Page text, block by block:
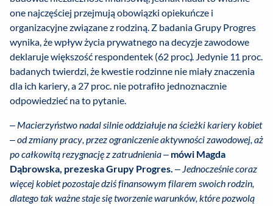
one najczęściej przejmują obowiązki opiekuńcze i
organizacyjne związane z rodziną. Z badania Grupy Progres
wynika, że wpływ życia prywatnego na decyzje zawodowe
deklaruje większość respondentek (62 proc.). Jedynie 11 proc.
badanych twierdzi, że kwestie rodzinne nie miały znaczenia
dla ich kariery, a 27 proc. nie potrafiło jednoznacznie
odpowiedzieć na to pytanie.
– Macierzyństwo nadal silnie oddziałuje na ścieżki kariery kobiet
– od zmiany pracy, przez ograniczenie aktywności zawodowej, aż
po całkowitą rezygnację z zatrudnienia– mówi Magda
Dąbrowska, prezeska Grupy Progres. – Jednocześnie coraz
więcej kobiet pozostaje dziś finansowym filarem swoich rodzin,
dlatego tak ważne staje się tworzenie warunków, które pozwolą